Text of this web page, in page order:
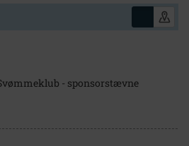
- sponsorstævne